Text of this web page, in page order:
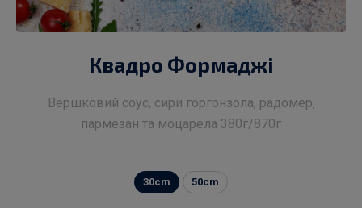
Квадро Формаджі
Вершковий соус, сири горгонзола, радомер,
пармезан та моцарела 380г/870г
30cm 50cm